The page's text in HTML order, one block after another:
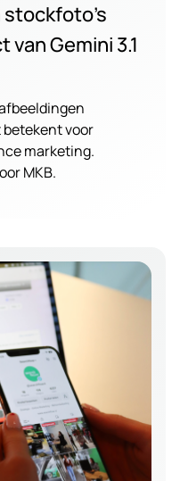
Gemini 3.1
voor
marketing.
MKB.